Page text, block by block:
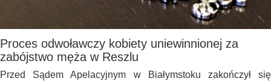
Proces odwoławczy kobiety uniewinnionej za
zabójstwo męża w Reszlu
Przed Sądem Apelacyjnym w Białymstoku zakończył się